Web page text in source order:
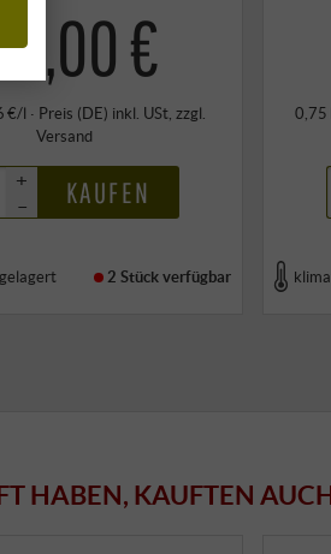
€
€/l · Preis (DE) inkl. USt, zzgl.
Versand
+
–
KAUFEN
2 Stückverfügbar
0,75
HABEN, KAUFTEN